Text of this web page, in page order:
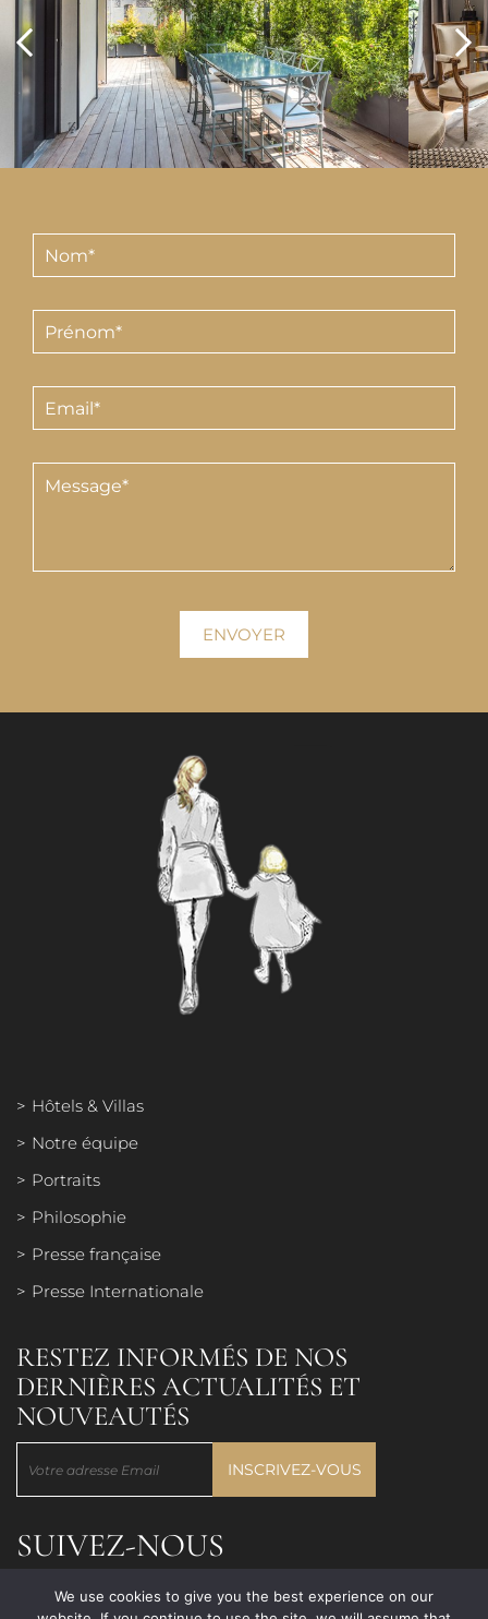
HÔTELS & VILLAS
PORTRAITS
PHILOSOPHIE
PRESSE FRANÇAISE
Hôtels & Villas
Notre équipe
Portraits
Philosophie
Presse française
Presse Internationale
RESTEZ INFORMÉS DE NOS
DERNIÈRES ACTUALITÉS ET
NOUVEAUTÉS
SUIVEZ-NOUS
We use cookies to give you the best experience on our